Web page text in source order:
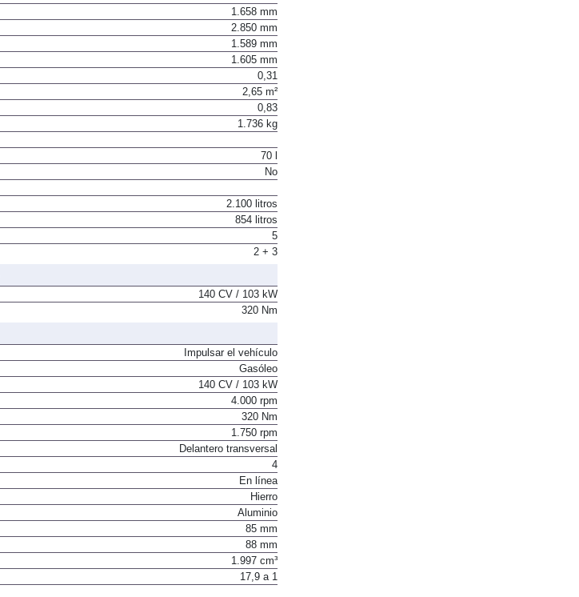
1.884 mm
1.658 mm
2.850 mm
1.589 mm
1.605 mm
0,31
2,65 m²
0,83
70 l
2.100 litros
854 litros
5
140 CV / 103 kW
Impulsar el vehículo
Gasóleo
140 CV / 103 kW
4.000 rpm
320 Nm
1.750 rpm
Delantero transversal
4
En línea
Hierro
Aluminio
85 mm
88 mm
1.997 cm³